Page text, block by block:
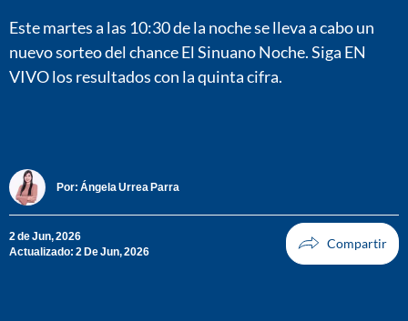
Este martes a las 10:30 de la noche se lleva a cabo un
nuevo sorteo del chance El Sinuano Noche. Siga EN
VIVO los resultados con la quinta cifra.
Por: Ángela Urrea Parra
2 de Jun, 2026
Actualizado: 2 De Jun, 2026